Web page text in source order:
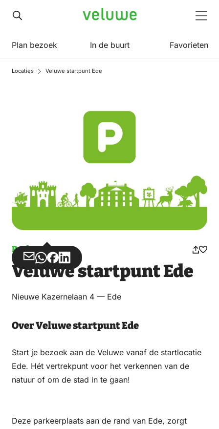
Veluwe
Plan bezoek In de buurt Favorieten
Locaties Veluwe startpunt Ede
Parkeren
Deel
via
Deel
via
Deel
op
Deel
op
Veluwe startpunt Ede
Nieuwe Kazernelaan 4 — Ede
Over Veluwe startpunt Ede
Start je bezoek aan de Veluwe vanaf de startlocatie
Ede. Hét vertrekpunt voor het verkennen van de
natuur of om de stad in te gaan!
Deze parkeerplaats aan de rand van Ede, zorgt